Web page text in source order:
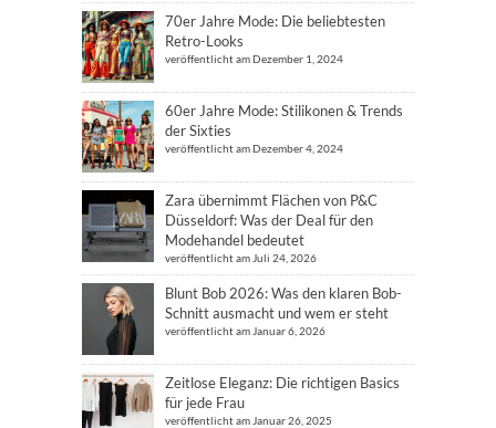
70er Jahre Mode: Die beliebtesten
Retro-Looks
veröffentlicht am Dezember 1, 2024
60er Jahre Mode: Stilikonen & Trends
der Sixties
veröffentlicht am Dezember 4, 2024
Zara übernimmt Flächen von P&C
Düsseldorf: Was der Deal für den
Modehandel bedeutet
veröffentlicht am Juli 24, 2026
Blunt Bob 2026: Was den klaren Bob-
Schnitt ausmacht und wem er steht
veröffentlicht am Januar 6, 2026
Zeitlose Eleganz: Die richtigen Basics
für jede Frau
veröffentlicht am Januar 26, 2025